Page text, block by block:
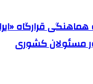
قرارگاه
مسئولان کشوری